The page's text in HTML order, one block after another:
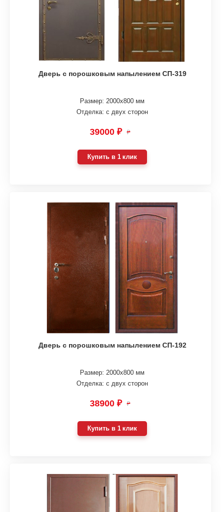
Дверь с порошковым напылением СП-319
Размер: 2000х800 мм
Отделка: с двух сторон
39000 ₽ ₽
Купить в 1 клик
Дверь с порошковым напылением СП-192
Размер: 2000х800 мм
Отделка: с двух сторон
38900 ₽ ₽
Купить в 1 клик